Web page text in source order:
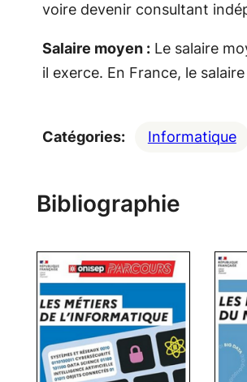
voire devenir consultant
Salaire moyen :Le salaire
il exerce. En France, le
Catégories: Informatique
Bibliographie